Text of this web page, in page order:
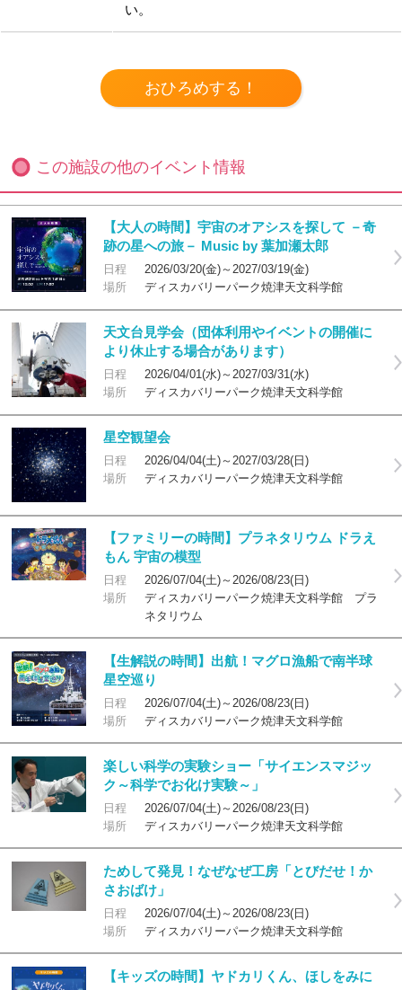
い。
この施設の他のイベント情報
【大人の時間】宇宙のオアシスを探して －奇
跡の星への旅－ Music by 葉加瀬太郎
日程
2026/03/20(金)～2027/03/19(金)
場所
ディスカバリーパーク焼津天文科学館
天文台見学会（団体利用やイベントの開催に
より休止する場合があります）
日程
2026/04/01(水)～2027/03/31(水)
場所
ディスカバリーパーク焼津天文科学館
星空観望会
日程
2026/04/04(土)～2027/03/28(日)
場所
ディスカバリーパーク焼津天文科学館
【ファミリーの時間】プラネタリウム ドラえ
もん 宇宙の模型
日程
2026/07/04(土)～2026/08/23(日)
場所
ディスカバリーパーク焼津天文科学館 プラ
ネタリウム
【生解説の時間】出航！マグロ漁船で南半球
星空巡り
日程
2026/07/04(土)～2026/08/23(日)
場所
ディスカバリーパーク焼津天文科学館
楽しい科学の実験ショー「サイエンスマジッ
ク～科学でお化け実験～」
日程
2026/07/04(土)～2026/08/23(日)
場所
ディスカバリーパーク焼津天文科学館
ためして発見！なぜなぜ工房「とびだせ！か
さおばけ」
日程
2026/07/04(土)～2026/08/23(日)
場所
ディスカバリーパーク焼津天文科学館
【キッズの時間】ヤドカリくん、ほしをみに